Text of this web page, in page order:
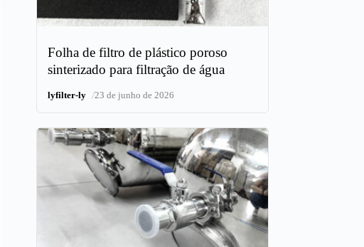
Folha de filtro de plástico poroso
sinterizado para filtração de água
lyfilter-ly /23 de junho de 2026